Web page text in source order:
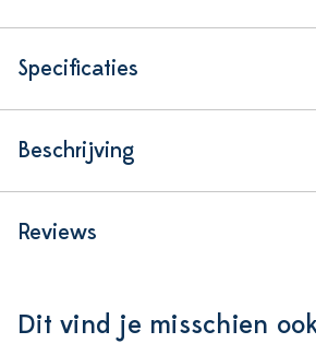
Specificaties
Beschrijving
Reviews
Dit vind je misschien